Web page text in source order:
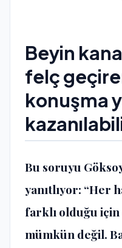
Beyin
felç
konuşma
Bu soruyu
yanıtlıyor: “Her
farklı olduğu
mümkün değil.